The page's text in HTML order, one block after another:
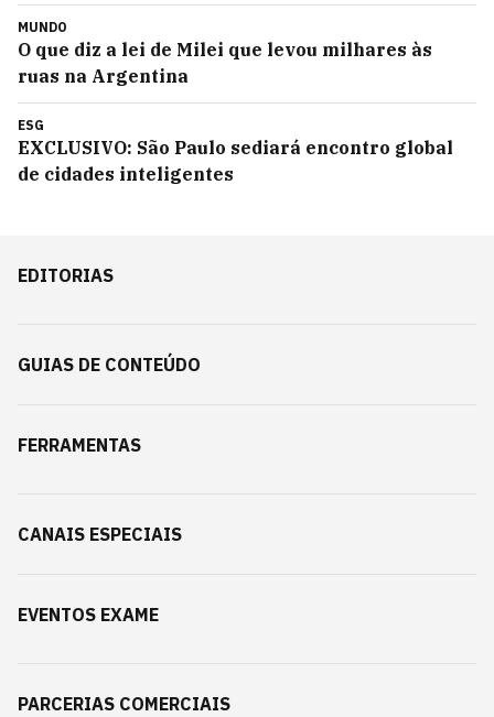
MUNDO
O que diz a lei de Milei que levou milhares às
ruas na Argentina
ESG
EXCLUSIVO: São Paulo sediará encontro global
de cidades inteligentes
EDITORIAS
GUIAS DE CONTEÚDO
FERRAMENTAS
CANAIS ESPECIAIS
EVENTOS EXAME
PARCERIAS COMERCIAIS